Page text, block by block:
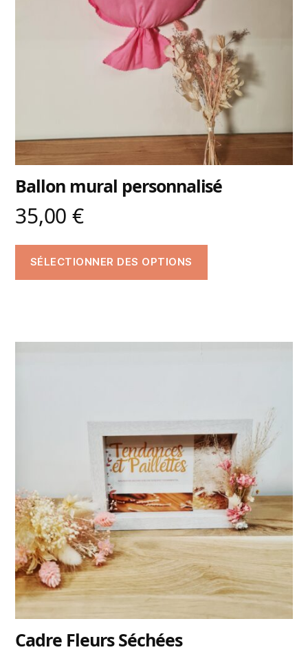
Ballon mural personnalisé
35,00 €
SÉLECTIONNER DES OPTIONS
Cadre Fleurs Séchées